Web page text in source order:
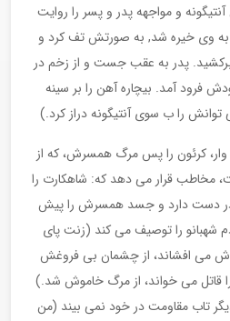
و مواجهه پدر و پسر را روایت
وی خیره شد, به صورتش تف کرد و
پدر به عقب جست و از زخم در
فرود آمد. بیچاره آهن را بر سینه
را ب سوی آنتیگونه دراز کرد.)
وار، کرئون را پس مرگ همسرش، که از
مخاطب قرار می دهد که: شاهکارت را
دست دارد و جسد همسرش را پیش
را توصیف می کند (زنت پای
می افشاند، از چشمان بی فروغش
قاتل می خواند، از مرگ خاموش شد.)
تاب مقاومت در خود نمی بیند (من